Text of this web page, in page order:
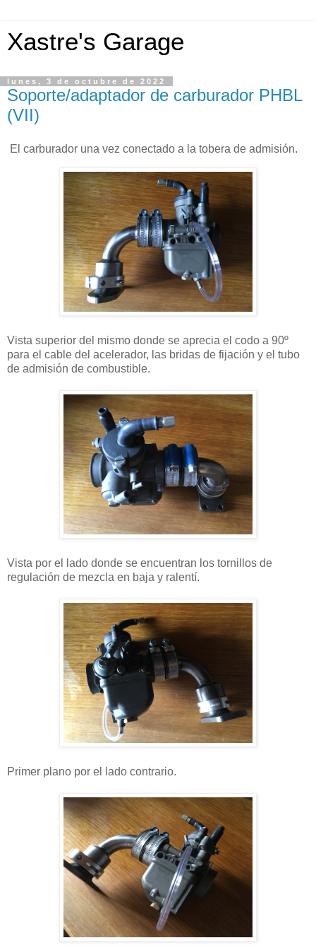
Xastre's Garage
lunes, 3 de octubre de 2022
Soporte/adaptador de carburador PHBL
(VII)
El carburador una vez conectado a la tobera de admisión.
Vista superior del mismo donde se aprecia el codo a 90º
para el cable del acelerador, las bridas de fijación y el tubo
de admisión de combustible.
Vista por el lado donde se encuentran los tornillos de
regulación de mezcla en baja y ralentí.
Primer plano por el lado contrario.